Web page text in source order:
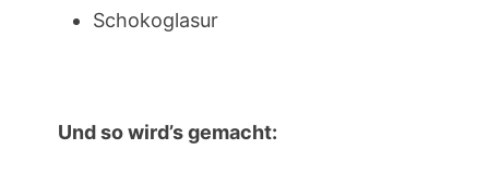
Schokoglasur
Und so wird’s gemacht: